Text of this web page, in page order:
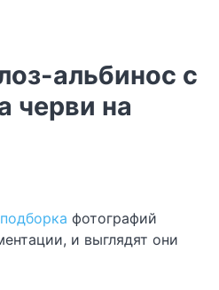
альбинос с
черви на
подборка фотографий
и выглядят они